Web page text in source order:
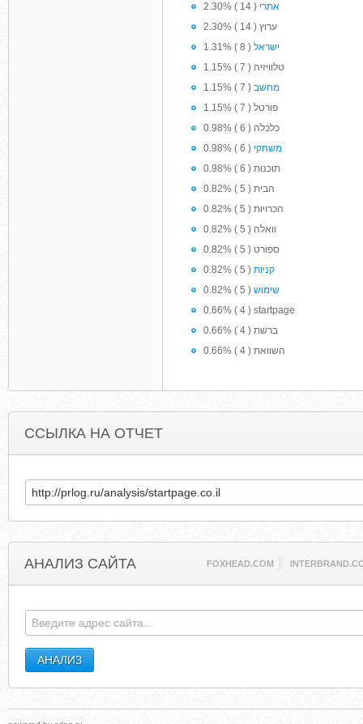
2.30% ( 14 ) אתרי
2.30% ( 14 ) ערוץ
1.31% ( 8 ) ישראל
1.15% ( 7 ) טלוויזיה
1.15% ( 7 ) מחשב
1.15% ( 7 ) פורטל
0.98% ( 6 ) כלכלה
0.98% ( 6 ) משחקי
0.98% ( 6 ) תוכנות
0.82% ( 5 ) הבית
0.82% ( 5 ) הכרויות
0.82% ( 5 ) וואלה
0.82% ( 5 ) ספורט
0.82% ( 5 ) קניות
0.82% ( 5 ) שימוש
0.66% ( 4 ) startpage
0.66% ( 4 ) ברשת
0.66% ( 4 ) השוואת
ССЫЛКА НА ОТЧЕТ
АНАЛИЗ САЙТА FOXHEAD.COM